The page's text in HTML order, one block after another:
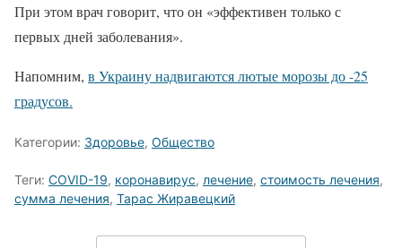
При этом врач говорит, что он «эффективен только с
первых дней заболевания».
Напомним, в Украину надвигаются лютые морозы до -25
градусов.
Категории: Здоровье, Общество
Теги: COVID-19, коронавирус, лечение, стоимость лечения,
сумма лечения, Тарас Жиравецкий